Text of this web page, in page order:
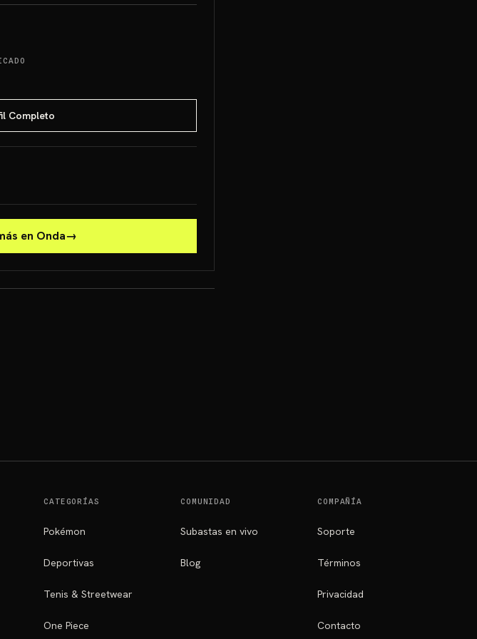
Completo
en Onda→
CATEGORÍAS
Pokémon
Deportivas
Tenis & Streetwear
One Piece
COMUNIDAD
Subastas en vivo
Blog
COMPAÑÍA
Soporte
Términos
Privacidad
Contacto